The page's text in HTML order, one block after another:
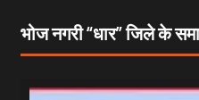
भोज नगरी “धार” जिले के